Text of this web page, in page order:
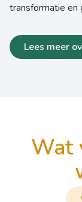
transformatie en
Lees meer
wat vind je van deze